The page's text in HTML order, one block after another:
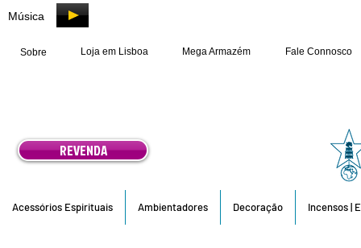
Música
Sobre Loja em Lisboa Mega Armazém Fale Connosco
REVENDA
Acessórios Espirituais Ambientadores Decoração Incensos |